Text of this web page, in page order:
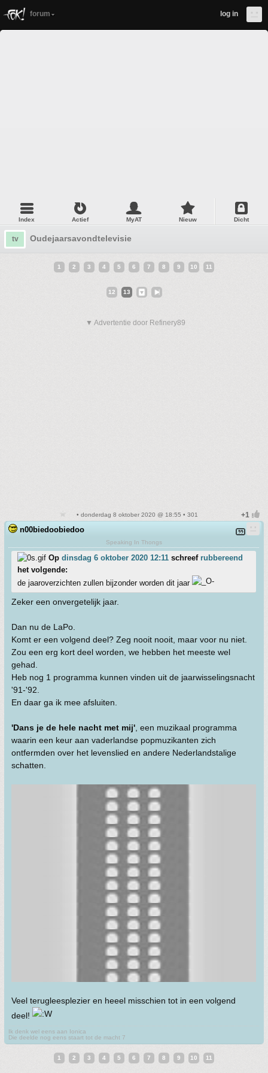
forum log in
Index Actief MyAT Nieuw Dicht
tv Oudejaarsavondtelevisie
1 2 3 4 5 6 7 8 9 10 11
12 13
▼ Advertentie door Refinery89
• donderdag 8 oktober 2020 @ 18:55 • 301
n00biedoobiedoo
Speaking In Thongs
Op dinsdag 6 oktober 2020 12:11 schreef rubbereend
het volgende:
de jaaroverzichten zullen bijzonder worden dit jaar
Zeker een onvergetelijk jaar.
Dan nu de LaPo.
Komt er een volgend deel? Zeg nooit nooit, maar voor nu niet.
Zou een erg kort deel worden, we hebben het meeste wel
gehad.
Heb nog 1 programma kunnen vinden uit de jaarwisselingsnacht
'91-'92.
En daar ga ik mee afsluiten.
'Dans je de hele nacht met mij' , een muzikaal programma
waarin een keur aan vaderlandse popmuzikanten zich
ontfermden over het levenslied en andere Nederlandstalige
schatten.
Veel terugleesplezier en heeel misschien tot in een volgend
deel!
Ik denk wel eens aan Ionica
Die deelde nog eens staart tot de macht 7
1 2 3 4 5 6 7 8 9 10 11